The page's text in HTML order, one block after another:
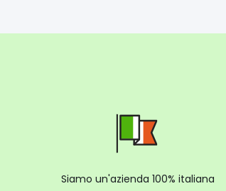
Siamo un'azienda 100% italiana